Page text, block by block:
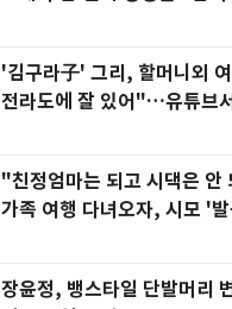
'김구라子' 그리, 할머니외
전라도에 잘 있어"…유튜브
"친정엄마는 되고 시댁은
가족 여행 다녀오자, 시모 '
장윤정, 뱅스타일 단발머리